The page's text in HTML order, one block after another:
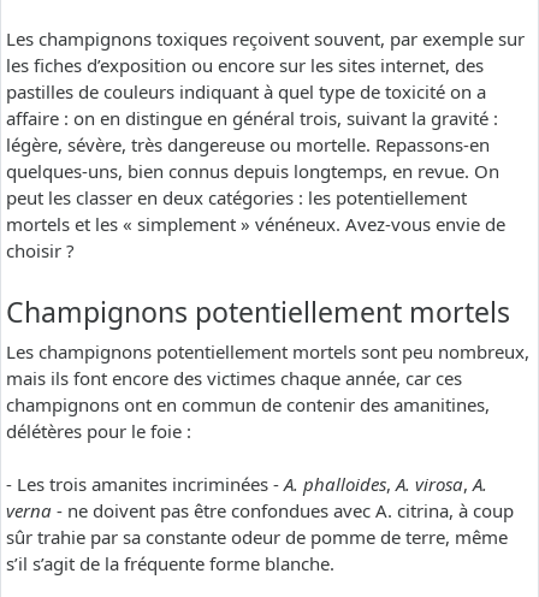
Les champignons toxiques reçoivent souvent, par exemple sur
les fiches d’exposition ou encore sur les sites internet, des
pastilles de couleurs indiquant à quel type de toxicité on a
affaire : on en distingue en général trois, suivant la gravité :
légère, sévère, très dangereuse ou mortelle. Repassons-en
quelques-uns, bien connus depuis longtemps, en revue. On
peut les classer en deux catégories : les potentiellement
mortels et les « simplement » vénéneux. Avez-vous envie de
choisir ?
Champignons potentiellement mortels
Les champignons potentiellement mortels sont peu nombreux,
mais ils font encore des victimes chaque année, car ces
champignons ont en commun de contenir des amanitines,
délétères pour le foie :
- Les trois amanites incriminées -A. phalloides,A. virosa,A.
verna - ne doivent pas être confondues avec A. citrina, à coup
sûr trahie par sa constante odeur de pomme de terre, même
s’il s’agit de la fréquente forme blanche.